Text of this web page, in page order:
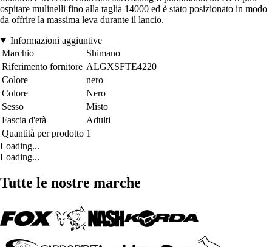
ospitare mulinelli fino alla taglia 14000 ed è stato posizionato in modo
da offrire la massima leva durante il lancio.
Informazioni aggiuntive
Marchio
Shimano
Riferimento fornitore ALGXSFTE4220
Colore
nero
Colore
Nero
Sesso
Misto
Fascia d'età
Adulti
Quantità per prodotto 1
Loading...
Loading...
Tutte le nostre marche